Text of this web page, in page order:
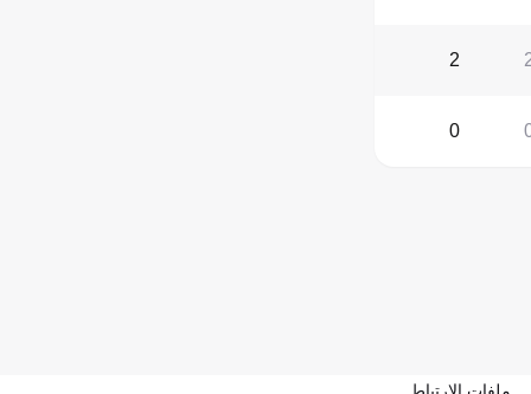
2
0
ملفات الارتباط